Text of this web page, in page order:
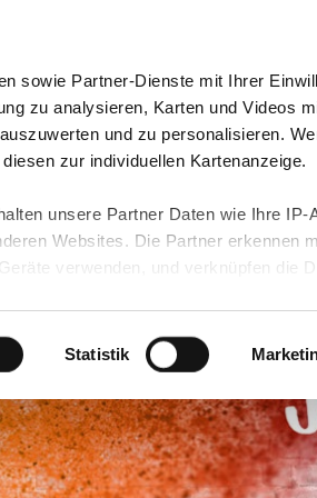
sowie Partner-Dienste mit Ihrer
zu analysieren, Karten und Videos
und zu personalisieren.
zur individuellen Kartenanzeige.
unsere Partner Daten wie Ihre IP-
Websites. Die Partner erkennen
verwenden, und verknüpfen die
und in unsererCookie-
Zwecke aktiviert sind, müssen
Buttons über Ihre
stets für die Zukunft widerrufen.
Statistik
Presse & Themen Jobs &